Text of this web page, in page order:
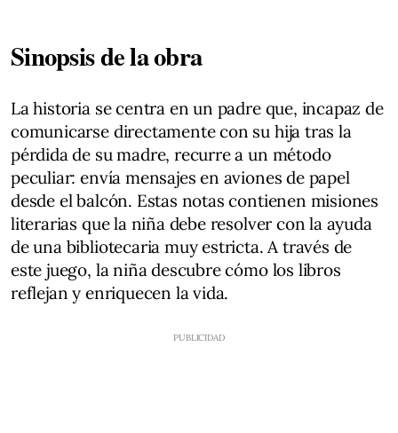
Sinopsis de la obra
La historia se centra en un padre que, incapaz de
comunicarse directamente con su hija tras la
pérdida de su madre, recurre a un método
peculiar: envía mensajes en aviones de papel
desde el balcón. Estas notas contienen misiones
literarias que la niña debe resolver con la ayuda
de una bibliotecaria muy estricta. A través de
este juego, la niña descubre cómo los libros
reflejan y enriquecen la vida.